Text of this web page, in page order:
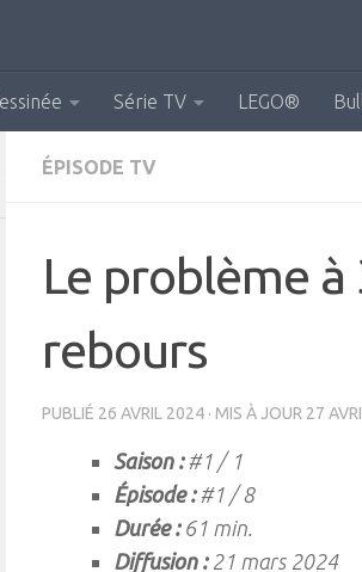
Série TV LEGO®
ÉPISODE TV
Le problème à
rebours
PUBLIÉ 26 AVRIL 2024 · MIS À JOUR 27
Saison :#1 / 1
Épisode :#1 / 8
Durée :61 min.
Diffusion :21 mars 2024